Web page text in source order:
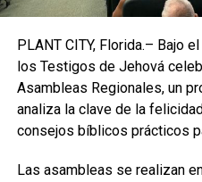
PLANT CITY, Florida.– Bajo
los Testigos de Jehová
Asambleas Regionales, un
analiza la clave de la
consejos bíblicos prácticos
Las asambleas se realizan